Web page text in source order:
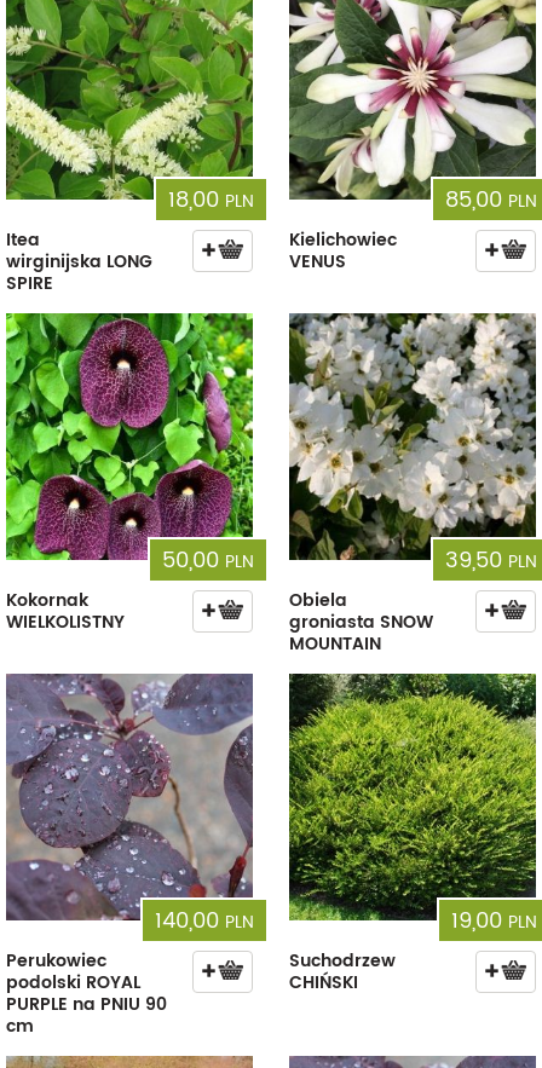
18,00 PLN
Itea
wirginijska LONG
SPIRE
85,00 PLN
Kielichowiec
VENUS
50,00 PLN
Kokornak
WIELKOLISTNY
39,50 PLN
Obiela
groniasta SNOW
MOUNTAIN
140,00 PLN
Perukowiec
podolski ROYAL
PURPLE na PNIU 90
cm
19,00 PLN
Suchodrzew
CHIŃSKI